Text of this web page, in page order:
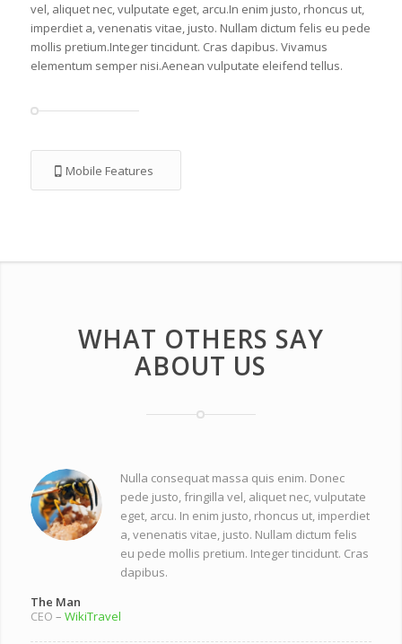
vel, aliquet nec, vulputate eget, arcu.In enim justo, rhoncus ut,
imperdiet a, venenatis vitae, justo. Nullam dictum felis eu pede
mollis pretium.Integer tincidunt. Cras dapibus. Vivamus
elementum semper nisi.Aenean vulputate eleifend tellus.
Mobile Features
WHAT OTHERS SAY
ABOUT US
Nulla consequat massa quis enim. Donec
pede justo, fringilla vel, aliquet nec, vulputate
eget, arcu. In enim justo, rhoncus ut, imperdiet
a, venenatis vitae, justo. Nullam dictum felis
eu pede mollis pretium. Integer tincidunt. Cras
dapibus.
The Man
CEO – WikiTravel